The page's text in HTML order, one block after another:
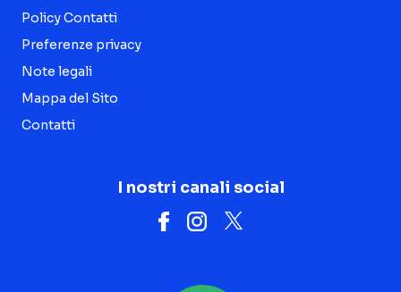
Policy Contatti
Preferenze privacy
Note legali
Mappa del Sito
Contatti
I nostri canali social